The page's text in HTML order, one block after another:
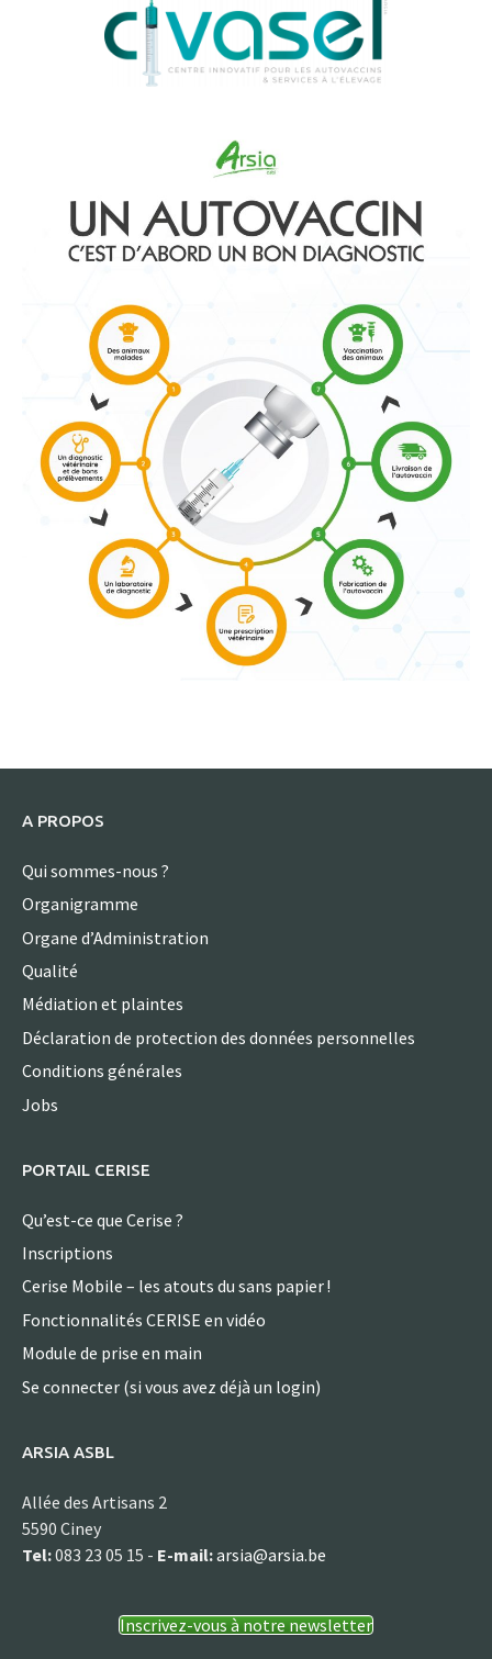
A PROPOS
Qui sommes-nous ?
Organigramme
Organe d’Administration
Qualité
Médiation et plaintes
Déclaration de protection des données personnelles
Conditions générales
Jobs
PORTAIL CERISE
Qu’est-ce que Cerise ?
Inscriptions
Cerise Mobile – les atouts du sans papier !
Fonctionnalités CERISE en vidéo
Module de prise en main
Se connecter (si vous avez déjà un login)
ARSIA ASBL
Allée des Artisans 2
5590 Ciney
Tel:083 23 05 15 - E-mail:arsia@arsia.be
Inscrivez-vous à notre newsletter